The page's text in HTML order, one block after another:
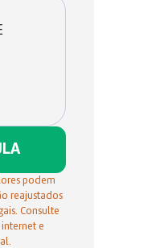
podem
reajustados
Consulte
e